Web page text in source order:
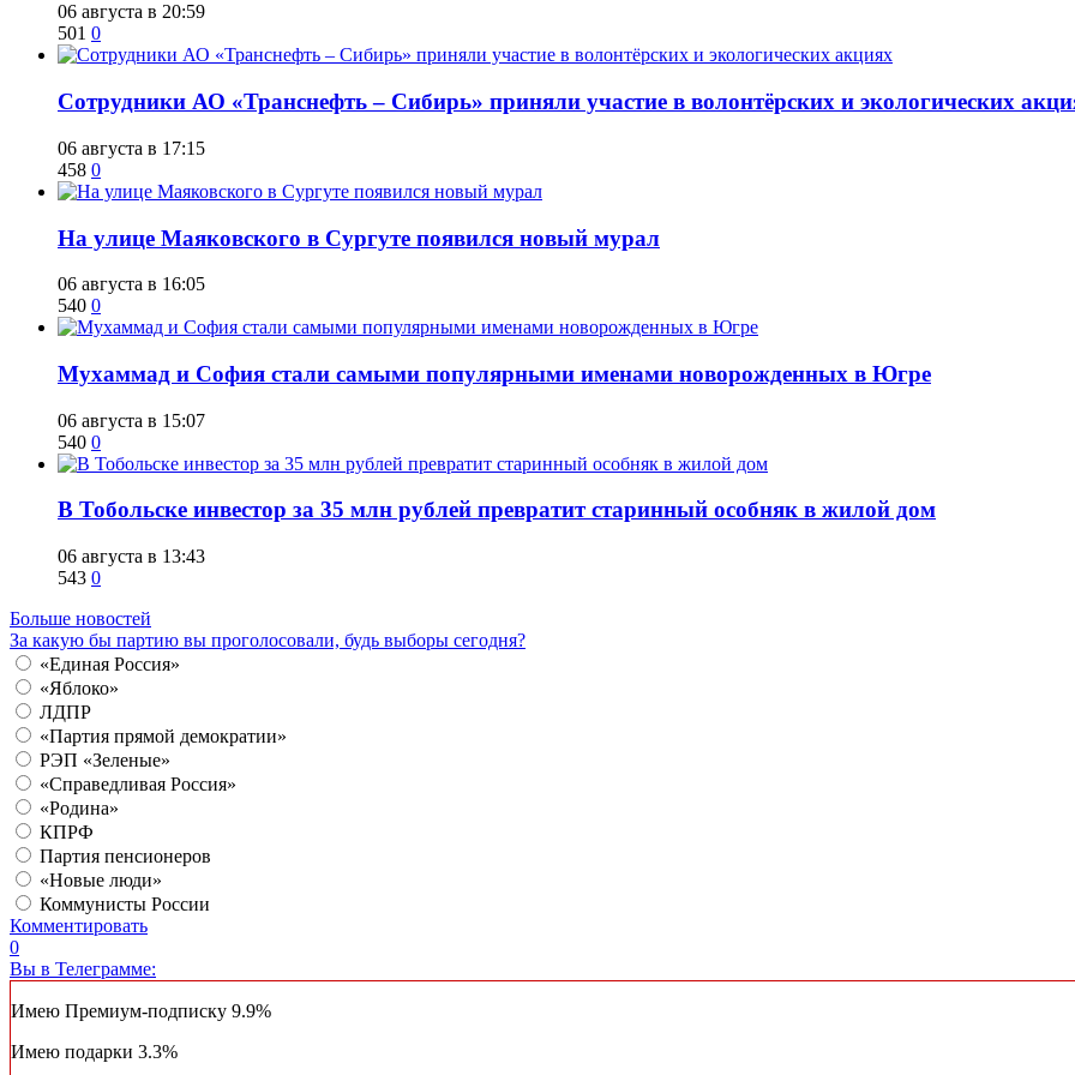
06 августа в 20:59
501 0
Сотрудники АО «Транснефть – Сибирь» приняли участие в волонтёрских и экологических
06 августа в 17:15
458 0
​На улице Маяковского в Сургуте появился новый мурал
06 августа в 16:05
540 0
​Мухаммад и София стали самыми популярными именами новорожденных в Югре
06 августа в 15:07
540 0
В Тобольске инвестор за 35 млн рублей превратит старинный особняк в жилой дом
06 августа в 13:43
543 0
Больше новостей
За какую бы партию вы проголосовали, будь выборы сегодня?
«Единая Россия»
«Яблоко»
ЛДПР
«Партия прямой демократии»
РЭП «Зеленые»
«Справедливая Россия»
«Родина»
КПРФ
Партия пенсионеров
«Новые люди»
Коммунисты России
Комментировать
0
Вы в Телеграмме:
Имею Премиум-подписку 9.9%
Имею подарки 3.3%